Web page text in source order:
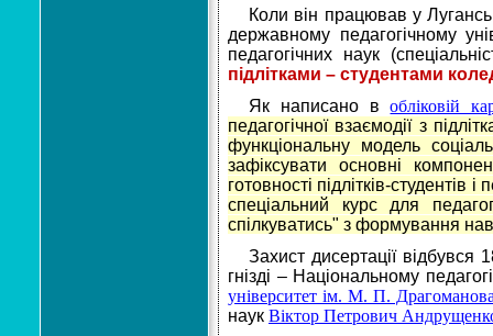
Коли він працював у
державному педагогічному
педагогічних наук
підлітками – студентами
Як написано вобліковій
педагогічної взаємодії з
функціональну модель
зафіксувати основні
готовності підлітків-
спеціальний курс для
спілкуватись" з формування
Захист дисертації відбувся
гнізді – Національному
університет ім. М. П.
наук Віктор Петрович